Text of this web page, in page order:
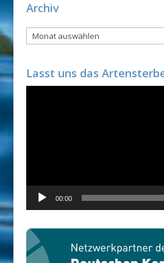
Archiv
Archiv
Lasst uns das
00:00